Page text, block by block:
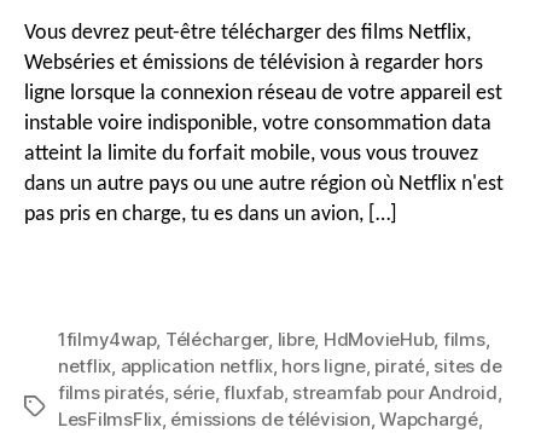
gratuitement
des
films
Netflix,
Série
Web
&
Émissions
hors
ligne
Vous devrez peut-être télécharger des films Netflix,
Webséries et émissions de télévision à regarder hors
ligne lorsque la connexion réseau de votre appareil est
instable voire indisponible, votre consommation data
atteint la limite du forfait mobile, vous vous trouvez
dans un autre pays ou une autre région où Netflix n'est
pas pris en charge, tu es dans un avion, […]
Mots
1filmy4wap, Télécharger, libre, HdMovieHub, films,
netflix, application netflix, hors ligne, piraté, sites de
films piratés, série,fluxfab, streamfab pour Android,
LesFilmsFlix, émissions de télévision,Wapchargé,